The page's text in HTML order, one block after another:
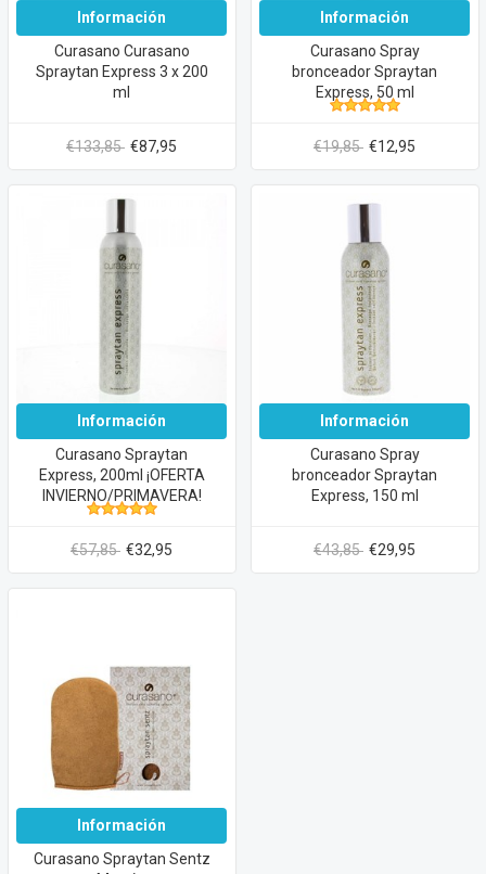
Información
Curasano Curasano
Spraytan Express 3 x 200
ml
€133,85 €87,95
Información
Curasano Spray
bronceador Spraytan
Express, 50 ml
€19,85 €12,95
Información
Curasano Spraytan
Express, 200ml ¡OFERTA
INVIERNO/PRIMAVERA!
€57,85 €32,95
Información
Curasano Spray
bronceador Spraytan
Express, 150 ml
€43,85 €29,95
Información
Curasano Spraytan Sentz